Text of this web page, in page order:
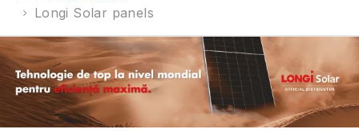
Longi Solar panels